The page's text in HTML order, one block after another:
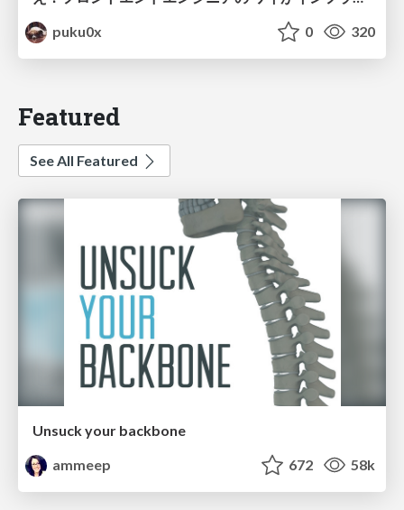
puku0x
0 320
Featured
See All Featured
Unsuck your backbone
ammeep
672 58k